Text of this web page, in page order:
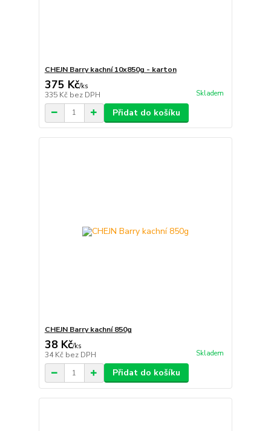
CHEJN Barry kachní 10x850g - karton
375 Kč/ks
335 Kč bez DPH Skladem
Přidat do košíku
CHEJN Barry kachní 850g
38 Kč/ks
34 Kč bez DPH Skladem
Přidat do košíku